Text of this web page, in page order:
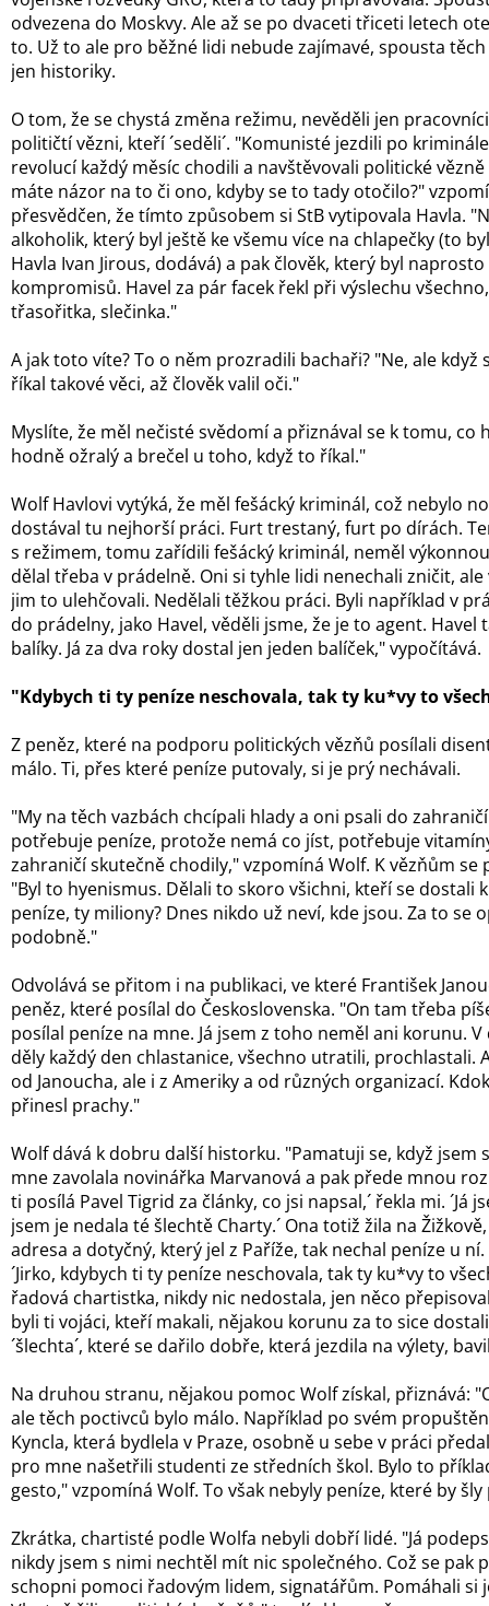
odvezena do Moskvy. Ale až se po dvaceti třiceti letech
to. Už to ale pro běžné lidi nebude zajímavé, spousta
jen historiky.
O tom, že se chystá změna režimu, nevěděli jen
političtí vězni, kteří ´seděli´. "Komunisté jezdili po
revolucí každý měsíc chodili a navštěvovali politické vězně
máte názor na to či ono, kdyby se to tady otočilo?"
přesvědčen, že tímto způsobem si StB vytipovala Havla.
alkoholik, který byl ještě ke všemu více na chlapečky (to
Havla Ivan Jirous, dodává) a pak člověk, který byl
kompromisů. Havel za pár facek řekl při výslechu
třasořitka, slečinka."
A jak toto víte? To o něm prozradili bachaři? "Ne, ale když
říkal takové věci, až člověk valil oči."
Myslíte, že měl nečisté svědomí a přiznával se k tomu, co
hodně ožralý a brečel u toho, když to říkal."
Wolf Havlovi vytýká, že měl fešácký kriminál, což nebylo
dostával tu nejhorší práci. Furt trestaný, furt po dírách.
s režimem, tomu zařídili fešácký kriminál, neměl
dělal třeba v prádelně. Oni si tyhle lidi nenechali zničit,
jim to ulehčovali. Nedělali těžkou práci. Byli například v
do prádelny, jako Havel, věděli jsme, že je to agent. Havel
balíky. Já za dva roky dostal jen jeden balíček," vypočítává.
"Kdybych ti ty peníze neschovala, tak ty ku*vy to
Z peněz, které na podporu politických vězňů posílali
málo. Ti, přes které peníze putovaly, si je prý nechávali.
"My na těch vazbách chcípali hlady a oni psali do
potřebuje peníze, protože nemá co jíst, potřebuje
zahraničí skutečně chodily," vzpomíná Wolf. K vězňům se
"Byl to hyenismus. Dělali to skoro všichni, kteří se dostali
peníze, ty miliony? Dnes nikdo už neví, kde jsou. Za to se
podobně."
Odvolává se přitom i na publikaci, ve které František
peněz, které posílal do Československa. "On tam třeba
posílal peníze na mne. Já jsem z toho neměl ani korunu.
děly každý den chlastanice, všechno utratili, prochlastali.
od Janoucha, ale i z Ameriky a od různých organizací.
přinesl prachy."
Wolf dává k dobru další historku. "Pamatuji se, když jsem
mne zavolala novinářka Marvanová a pak přede mnou
ti posílá Pavel Tigrid za články, co jsi napsal,´ řekla mi. ´Já
jsem je nedala té šlechtě Charty.´ Ona totiž žila na
adresa a dotyčný, který jel z Paříže, tak nechal peníze u
´Jirko, kdybych ti ty peníze neschovala, tak ty ku*vy to
řadová chartistka, nikdy nic nedostala, jen něco
byli ti vojáci, kteří makali, nějakou korunu za to sice
´šlechta´, které se dařilo dobře, která jezdila na výlety,
Na druhou stranu, nějakou pomoc Wolf získal, přiznává:
ale těch poctivců bylo málo. Například po svém
Kyncla, která bydlela v Praze, osobně u sebe v práci
pro mne našetřili studenti ze středních škol. Bylo to
gesto," vzpomíná Wolf. To však nebyly peníze, které by
Zkrátka, chartisté podle Wolfa nebyli dobří lidé. "Já
nikdy jsem s nimi nechtěl mít nic společného. Což se pak
schopni pomoci řadovým lidem, signatářům. Pomáhali si